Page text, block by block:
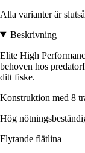
Alla varianter är
Beskrivning
Elite High
behoven hos
ditt fiske.
Konstruktion med 8
Hög
Flytande flätlina